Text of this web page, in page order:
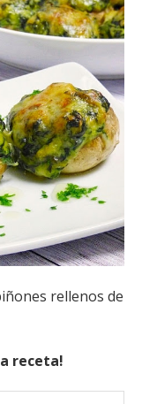
rellenos de
receta!